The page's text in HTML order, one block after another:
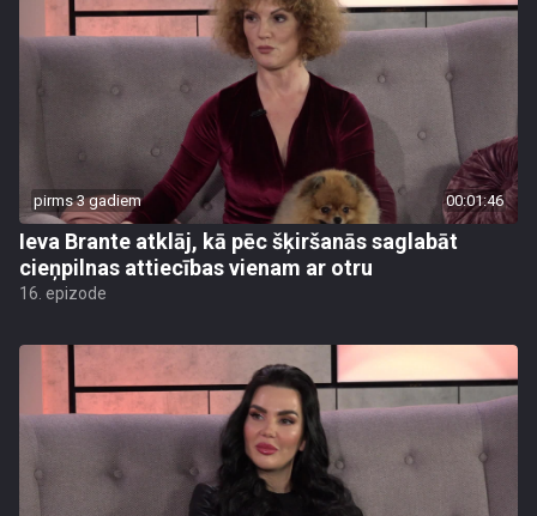
pirms 3 gadiem 00:01:46
Ieva Brante atklāj, kā pēc šķiršanās saglabāt
cieņpilnas attiecības vienam ar otru
16. epizode